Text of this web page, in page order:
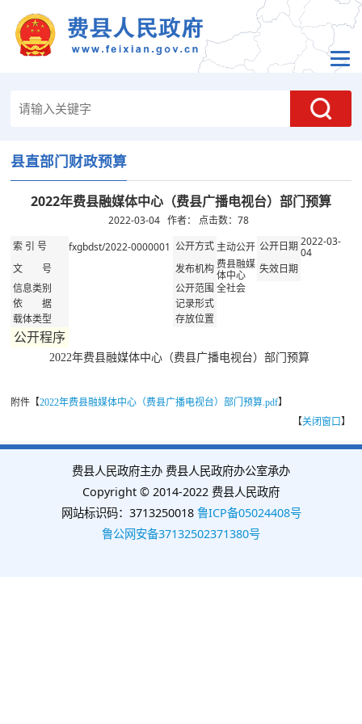
县直部门财政预算
2022年费县融媒体中心（费县广播电视台）部门预算
2022-03-04 作者： 点击数： 78
索 引 号 fxgbdst/2022-0000001 公开方式 主动公开 公开日期2022-03-
04
文 号 发布机构费县融媒
体中心
失效日期
信息类别
公开范围全社会
依 据
记录形式
载体类型
存放位置
公开程序
2022年费县融媒体中心（费县广播电视台）部门预算
附件【2022年费县融媒体中心（费县广播电视台）部门预算.pdf】
【关闭窗口】
费县人民政府主办 费县人民政府办公室承办
Copyright © 2014-2022 费县人民政府
网站标识码：3713250018 鲁ICP备05024408号
鲁公网安备37132502371380号